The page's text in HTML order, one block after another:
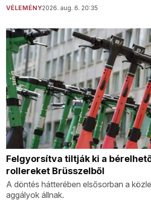
VÉLEMÉNY2026. aug. 6. 20:35
Felgyorsítva tiltják ki a
rollereket Brüsszelből
A döntés hátterében elsősorban a
aggályok állnak.